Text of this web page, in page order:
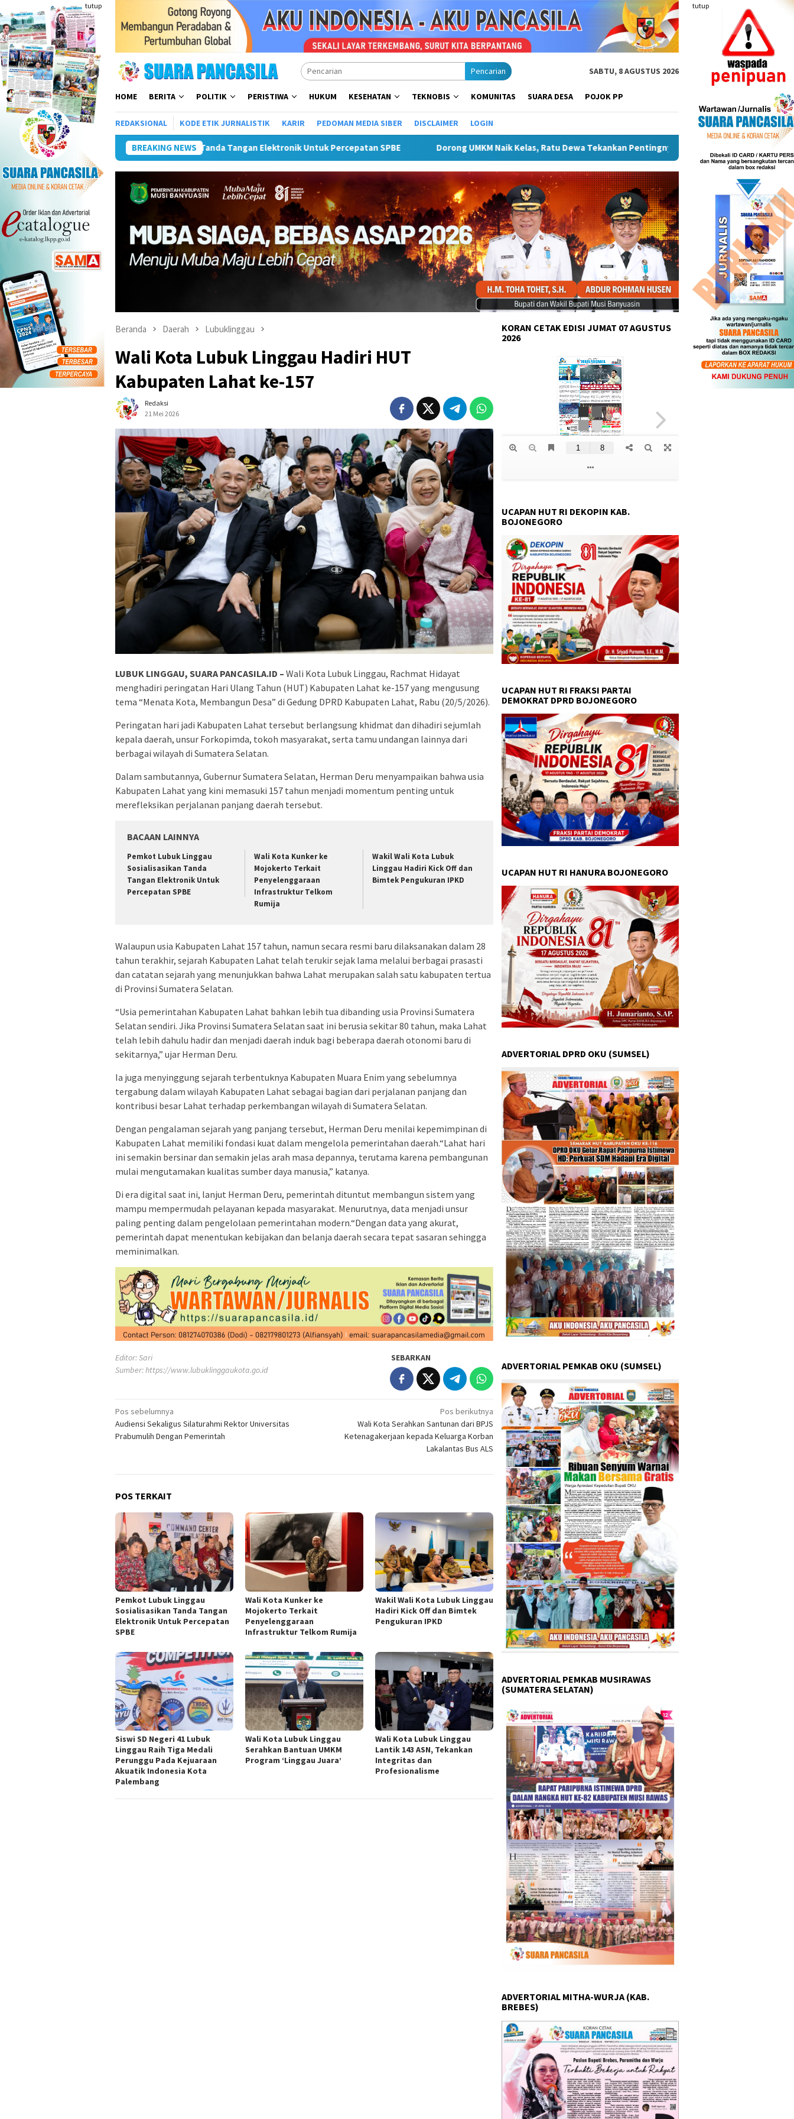
ke
konten
tutup tutup
Pencarian SABTU, 8 AGUSTUS 2026
HOME BERITA POLITIK PERISTIWA HUKUM KESEHATAN TEKNOBIS KOMUNITAS SUARA DESA POJOK PP
REDAKSIONAL KODE ETIK JURNALISTIK KARIR PEDOMAN MEDIA SIBER DISCLAIMER LOGIN
BREAKING NEWS
Untuk Percepatan SPBE Dorong UMKM Naik Kelas, Ratu Dewa Tekankan Pentingnya AI Di Era Digital Pemkot Palembang Perkuat Program Adiwiyata, Cetak Generasi Peduli
Beranda Daerah Lubuklinggau
Wali Kota Lubuk Linggau Hadiri HUT
Kabupaten Lahat ke-157
Redaksi
21 Mei 2026
LUBUK LINGGAU, SUARA PANCASILA.ID – Wali Kota Lubuk Linggau, Rachmat Hidayat
menghadiri peringatan Hari Ulang Tahun (HUT) Kabupaten Lahat ke-157 yang mengusung
tema “Menata Kota, Membangun Desa” di Gedung DPRD Kabupaten Lahat, Rabu (20/5/2026).
Peringatan hari jadi Kabupaten Lahat tersebut berlangsung khidmat dan dihadiri sejumlah
kepala daerah, unsur Forkopimda, tokoh masyarakat, serta tamu undangan lainnya dari
berbagai wilayah di Sumatera Selatan.
Dalam sambutannya, Gubernur Sumatera Selatan, Herman Deru menyampaikan bahwa usia
Kabupaten Lahat yang kini memasuki 157 tahun menjadi momentum penting untuk
merefleksikan perjalanan panjang daerah tersebut.
BACAAN LAINNYA
Pemkot Lubuk Linggau
Sosialisasikan Tanda
Tangan Elektronik Untuk
Percepatan SPBE
Wali Kota Kunker ke
Mojokerto Terkait
Penyelenggaraan
Infrastruktur Telkom
Rumija
Wakil Wali Kota Lubuk
Linggau Hadiri Kick Off dan
Bimtek Pengukuran IPKD
Walaupun usia Kabupaten Lahat 157 tahun, namun secara resmi baru dilaksanakan dalam 28
tahun terakhir, sejarah Kabupaten Lahat telah terukir sejak lama melalui berbagai prasasti
dan catatan sejarah yang menunjukkan bahwa Lahat merupakan salah satu kabupaten tertua
di Provinsi Sumatera Selatan.
“Usia pemerintahan Kabupaten Lahat bahkan lebih tua dibanding usia Provinsi Sumatera
Selatan sendiri. Jika Provinsi Sumatera Selatan saat ini berusia sekitar 80 tahun, maka Lahat
telah lebih dahulu hadir dan menjadi daerah induk bagi beberapa daerah otonomi baru di
sekitarnya,” ujar Herman Deru.
Ia juga menyinggung sejarah terbentuknya Kabupaten Muara Enim yang sebelumnya
tergabung dalam wilayah Kabupaten Lahat sebagai bagian dari perjalanan panjang dan
kontribusi besar Lahat terhadap perkembangan wilayah di Sumatera Selatan.
Dengan pengalaman sejarah yang panjang tersebut, Herman Deru menilai kepemimpinan di
Kabupaten Lahat memiliki fondasi kuat dalam mengelola pemerintahan daerah.“Lahat hari
ini semakin bersinar dan semakin jelas arah masa depannya, terutama karena pembangunan
mulai mengutamakan kualitas sumber daya manusia,” katanya.
Di era digital saat ini, lanjut Herman Deru, pemerintah dituntut membangun sistem yang
mampu mempermudah pelayanan kepada masyarakat. Menurutnya, data menjadi unsur
paling penting dalam pengelolaan pemerintahan modern.“Dengan data yang akurat,
pemerintah dapat menentukan kebijakan dan belanja daerah secara tepat sasaran sehingga
meminimalkan.
Editor: Sari
Sumber:https://www.lubuklinggaukota.go.id
SEBARKAN
Navigasi
pos
Pos sebelumnya
Audiensi Sekaligus Silaturahmi Rektor Universitas
Prabumulih Dengan Pemerintah
Pos berikutnya
Wali Kota Serahkan Santunan dari BPJS
Ketenagakerjaan kepada Keluarga Korban
Lakalantas Bus ALS
POS TERKAIT
Pemkot Lubuk Linggau
Sosialisasikan Tanda Tangan
Elektronik Untuk Percepatan
SPBE
Wali Kota Kunker ke
Mojokerto Terkait
Penyelenggaraan
Infrastruktur Telkom Rumija
Wakil Wali Kota Lubuk Linggau
Hadiri Kick Off dan Bimtek
Pengukuran IPKD
Siswi SD Negeri 41 Lubuk
Linggau Raih Tiga Medali
Perunggu Pada Kejuaraan
Akuatik Indonesia Kota
Palembang
Wali Kota Lubuk Linggau
Serahkan Bantuan UMKM
Program ‘Linggau Juara’
Wali Kota Lubuk Linggau
Lantik 143 ASN, Tekankan
Integritas dan
Profesionalisme
KORAN CETAK EDISI JUMAT 07 AGUSTUS
2026
UCAPAN HUT RI DEKOPIN KAB.
BOJONEGORO
UCAPAN HUT RI FRAKSI PARTAI
DEMOKRAT DPRD BOJONEGORO
UCAPAN HUT RI HANURA BOJONEGORO
ADVERTORIAL DPRD OKU (SUMSEL)
ADVERTORIAL PEMKAB OKU (SUMSEL)
ADVERTORIAL PEMKAB MUSIRAWAS
(SUMATERA SELATAN)
ADVERTORIAL MITHA-WURJA (KAB.
BREBES)